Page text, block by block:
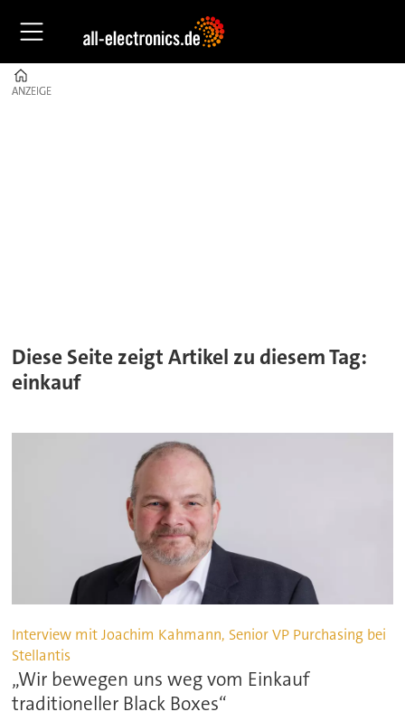
ANZEIGE
ANZEIGE
Diese Seite zeigt Artikel zu diesem Tag:
einkauf
Interview mit Joachim Kahmann, Senior VP Purchasing bei
Stellantis
„Wir bewegen uns weg vom Einkauf
traditioneller Black Boxes“